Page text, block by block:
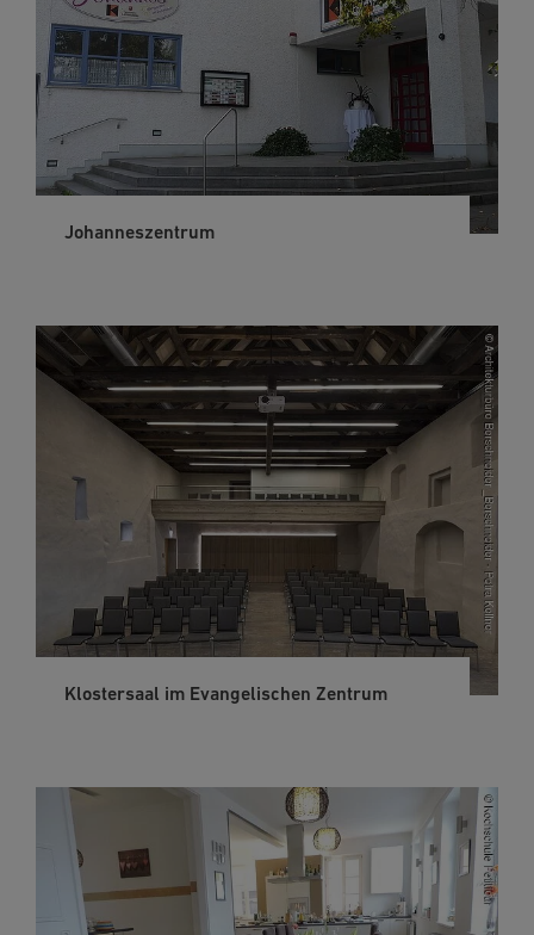
Johanneszentrum
Klostersaal im Evangelischen Zentrum